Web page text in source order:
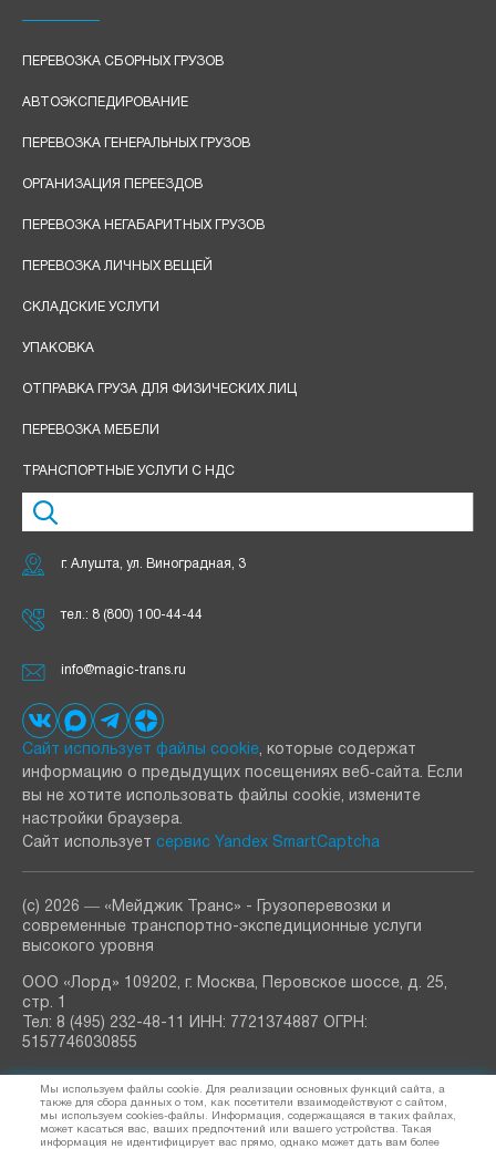
ПЕРЕВОЗКА СБОРНЫХ ГРУЗОВ
АВТОЭКСПЕДИРОВАНИЕ
ПЕРЕВОЗКА ГЕНЕРАЛЬНЫХ ГРУЗОВ
ОРГАНИЗАЦИЯ ПЕРЕЕЗДОВ
ПЕРЕВОЗКА НЕГАБАРИТНЫХ ГРУЗОВ
ПЕРЕВОЗКА ЛИЧНЫХ ВЕЩЕЙ
СКЛАДСКИЕ УСЛУГИ
УПАКОВКА
ОТПРАВКА ГРУЗА ДЛЯ ФИЗИЧЕСКИХ ЛИЦ
ПЕРЕВОЗКА МЕБЕЛИ
ТРАНСПОРТНЫЕ УСЛУГИ С НДС
г. Алушта, ул. Виноградная, 3
тел.: 8 (800) 100-44-44
info@magic-trans.ru
Сайт использует файлы cookie, которые содержат
информацию о предыдущих посещениях веб‑сайта. Если
вы не хотите использовать файлы cookie, измените
настройки браузера.
Сайт использует сервис Yandex SmartCaptcha
(с) 2026 ― «Мейджик Транс» - Грузоперевозки и
современные транспортно-экспедиционные услуги
высокого уровня
ООО «Лорд» 109202, г. Москва, Перовское шоссе, д. 25,
стр. 1
Тел: 8 (495) 232-48-11 ИНН: 7721374887 ОГРН:
5157746030855
РАССЫЛКА узнавайте о новостях и акциях
Мы используем файлы cookie. Для реализации основных функций сайта, а
также для сбора данных о том, как посетители взаимодействуют с сайтом,
мы используем cookies-файлы. Информация, содержащаяся в таких файлах,
может касаться вас, ваших предпочтений или вашего устройства. Такая
информация не идентифицирует вас прямо, однако может дать вам более